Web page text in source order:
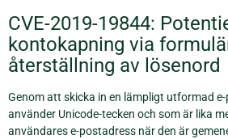
CVE-2019-19844:
kontokapning via
återställning av lösenord
Genom att skicka in en lämpligt utformad
använder Unicode-tecken och som är lika
användares e-postadress när den är